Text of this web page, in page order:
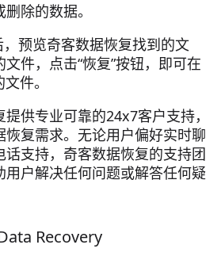
除的数据。
预览奇客数据恢复找到的文
件，点击“恢复”按钮，即可在
件。
供专业可靠的24x7客户支持，
恢复需求。无论用户偏好实时聊
话支持，奇客数据恢复的支持团
用户解决任何问题或解答任何疑
Recovery